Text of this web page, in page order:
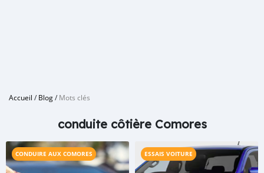
Accueil /Blog/Mots clés
conduite côtière Comores
CONDUIRE AUX COMORES ESSAIS VOITURE